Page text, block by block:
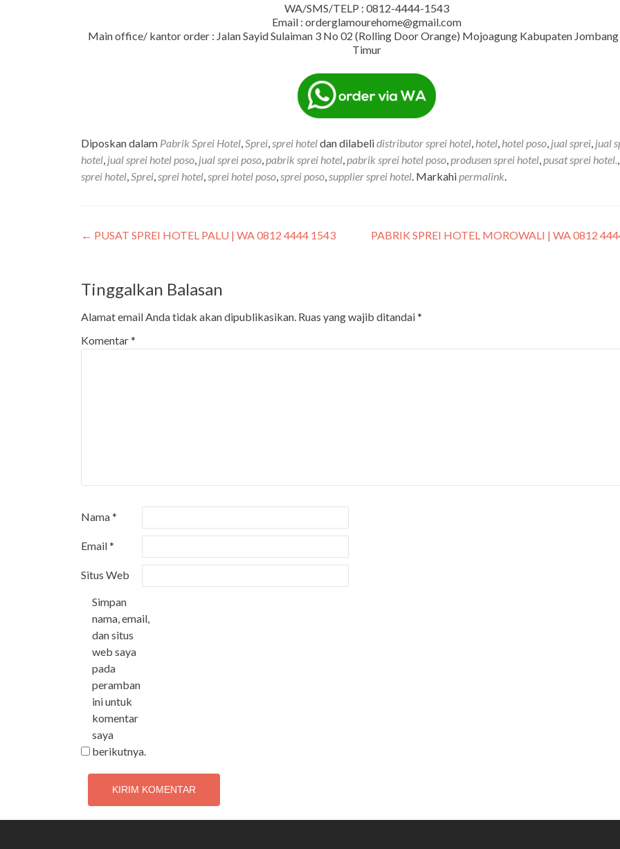
WA/SMS/TELP : 0812-4444-1543
Email : orderglamourehome@gmail.com
Main office/ kantor order : Jalan Sayid Sulaiman 3 No 02 (Rolling Door Orange) Mojoagung Kabupaten Jombang
Timur
Diposkan dalam Pabrik Sprei Hotel,Sprei,sprei hoteldan dilabelidistributor sprei hotel, hotel, hotel poso, jual sprei, jual
hotel, jual sprei hotel poso, jual sprei poso,pabrik sprei hotel,pabrik sprei hotel poso,produsen sprei hotel,pusat sprei hotel.,
sprei hotel,Sprei,sprei hotel,sprei hotel poso,sprei poso,supplier sprei hotel. Markahipermalink.
← PUSAT SPREI HOTEL PALU | WA 0812 4444 1543
PABRIK SPREI HOTEL MOROWALI | WA 0812
Tinggalkan Balasan
Alamat email Anda tidak akan dipublikasikan. Ruas yang wajib ditandai*
Komentar*
Nama*
Email*
Situs Web
Simpan
nama, email,
dan situs
web saya
pada
peramban
ini untuk
komentar
saya
berikutnya.